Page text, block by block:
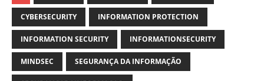
CYBERSECURITY INFORMATION PROTECTION
INFORMATION SECURITY INFORMATIONSECURITY
MINDSEC SEGURANÇA DA INFORMAÇÃO